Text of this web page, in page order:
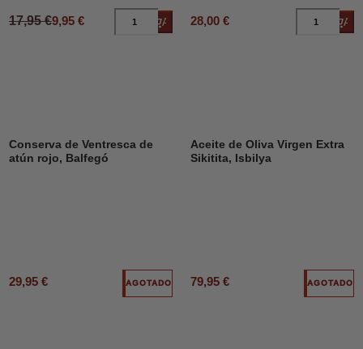
17,95 €9,95 € Añadir al carrito
28,00 €
Conserva de Ventresca de
atún rojo, Balfegó
29,95 € AGOTADO
Aceite de Oliva Virgen Extra
Sikitita, Isbilya
79,95 € AGOTADO